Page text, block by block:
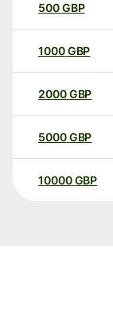
500GBP
1000GBP
2000GBP
5000GBP
10000 GBP